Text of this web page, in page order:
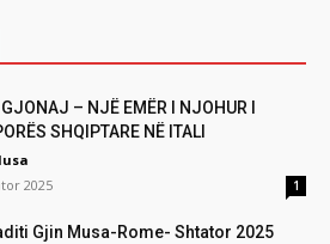
– NJË EMËR I NJOHUR I
SHQIPTARE NË ITALI
2025
1
Gjin Musa-Rome- Shtator 2025